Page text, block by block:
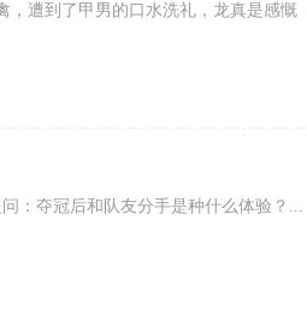
，遭到了甲男的口水洗礼，龙真是感慨
：夺冠后和队友分手是种什么体验？...